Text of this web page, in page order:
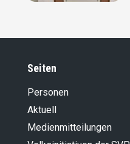
Seiten
Personen
Aktuell
Medienmitteilungen